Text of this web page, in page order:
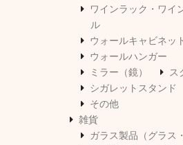
ワインラック・ワイ
ル
ウォールキャビネッ
ウォールハンガー
ミラー（鏡）
ス
シガレットスタンド
その他
雑貨
ガラス製品（グラス